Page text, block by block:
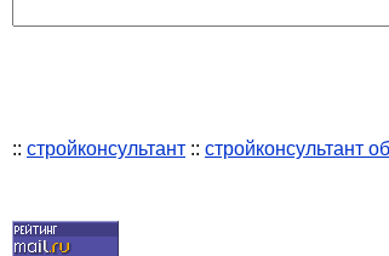
:: стройконсультант :: стройконсультант